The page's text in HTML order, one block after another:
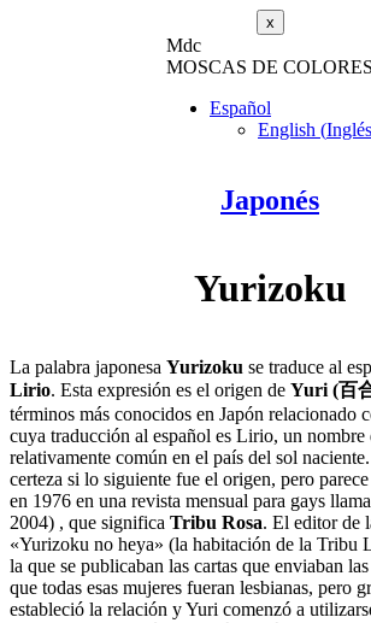
x
Mdc
MOSCAS DE COLORES
Español
English (Inglés
Japonés
Yurizoku
La palabra japonesa Yurizoku se traduce al
Lirio. Esta expresión es el origen de Yuri (百
términos más conocidos en Japón relacionado
cuya traducción al español es Lirio, un nombre
relativamente común en el país del sol
certeza si lo siguiente fue el origen, pero
en 1976 en una revista mensual para gays
2004) , que significa Tribu Rosa. El editor de
«Yurizoku no heya» (la habitación de la Tribu
la que se publicaban las cartas que enviaban
que todas esas mujeres fueran lesbianas, pero
estableció la relación y Yuri comenzó a